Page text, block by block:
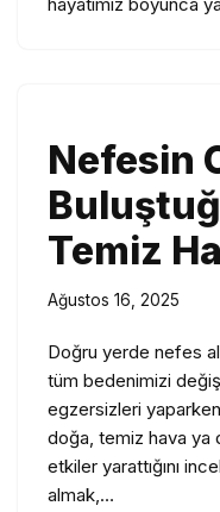
Nefesin
Temiz
Ağustos 16, 2025
Doğru yerde nefes
tüm bedenimizi
egzersizleri
doğa, temiz hava ya
etkiler yarattığını
almak,…